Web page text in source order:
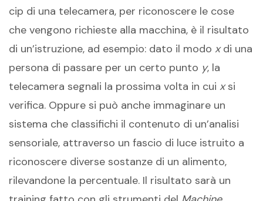
cip di una telecamera, per riconoscere le cose
che vengono richieste alla macchina, è il risultato
di un’istruzione, ad esempio: dato il modo xdi una
persona di passare per un certo punto y, la
telecamera segnali la prossima volta in cui xsi
verifica. Oppure si può anche immaginare un
sistema che classifichi il contenuto di un’analisi
sensoriale, attraverso un fascio di luce istruito a
riconoscere diverse sostanze di un alimento,
rilevandone la percentuale. Il risultato sarà un